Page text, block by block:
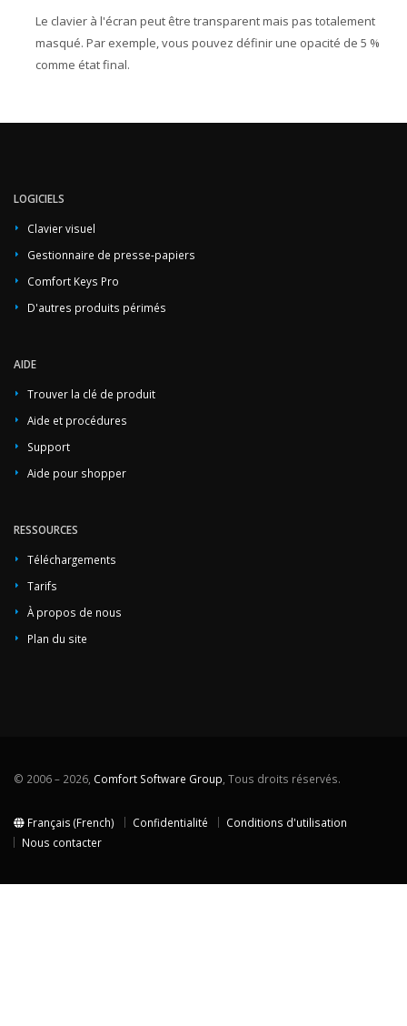
Le clavier à l'écran peut être transparent mais pas totalement
masqué. Par exemple, vous pouvez définir une opacité de 5 %
comme état final.
LOGICIELS
Clavier visuel
Gestionnaire de presse-papiers
Comfort Keys Pro
D'autres produits périmés
AIDE
Trouver la clé de produit
Aide et procédures
Support
Aide pour shopper
RESSOURCES
Téléchargements
Tarifs
À propos de nous
Plan du site
© 2006 – 2026, Comfort Software Group , Tous droits réservés.
Français (French) Confidentialité
Conditions d'utilisation
Nous contacter